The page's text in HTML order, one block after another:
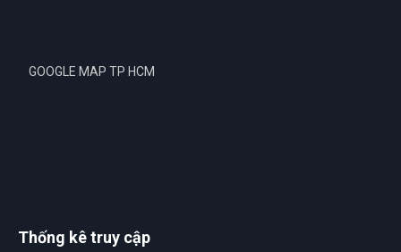
GOOGLE MAP TP HCM
Thống kê truy cập